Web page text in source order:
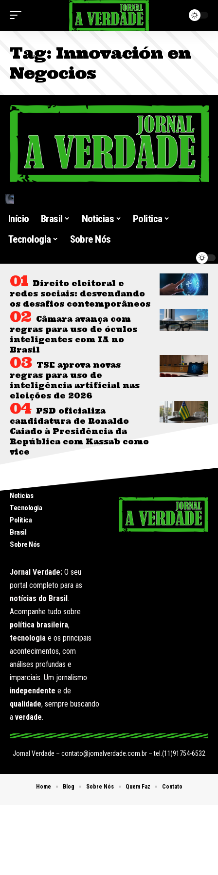
Tag: Innovación en
Negocios
Início Brasil Noticias
Politica
Tecnologia
Sobre Nós
Direito eleitoral e
redes sociais: desvendando
os desafios contemporâneos
Câmara avança com
regras para uso de óculos
inteligentes com IA no
Brasil
TSE aprova novas
regras para uso de
inteligência artificial nas
eleições de 2026
PSD oficializa
candidatura de Ronaldo
Caiado à Presidência da
República com Kassab como
vice
Noticias
Tecnologia
Politica
Brasil
Sobre Nós
Jornal Verdade: O seu
portal completo para as
notícias do Brasil .
Acompanhe tudo sobre
política brasileira,
tecnologia e os principais
acontecimentos, com
análises profundas e
imparciais. Um jornalismo
independente e de
qualidade, sempre buscando
a verdade.
Jornal Verdade – contato@jornalverdade.com.br – tel.(11)91754-6532
Home Blog Sobre Nós Quem Faz Contato